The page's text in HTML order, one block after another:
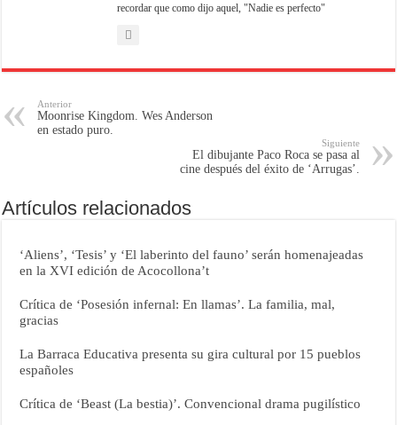
recordar que como dijo aquel, "Nadie es perfecto"
Anterior
Moonrise Kingdom. Wes Anderson
en estado puro.
Siguiente
El dibujante Paco Roca se pasa al
cine después del éxito de ‘Arrugas’.
Artículos relacionados
‘Aliens’, ‘Tesis’ y ‘El laberinto del fauno’ serán homenajeadas
en la XVI edición de Acocollona’t
Crítica de ‘Posesión infernal: En llamas’. La familia, mal,
gracias
La Barraca Educativa presenta su gira cultural por 15 pueblos
españoles
Crítica de ‘Beast (La bestia)’. Convencional drama pugilístico